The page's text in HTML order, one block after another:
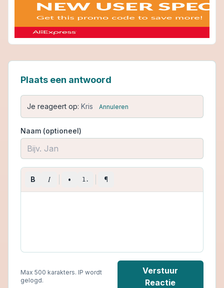
Plaats een antwoord
Je reageert op: Kris Annuleren
Naam (optioneel)
B I • 1. ¶
Max 500 karakters. IP wordt
gelogd.
Verstuur
Reactie